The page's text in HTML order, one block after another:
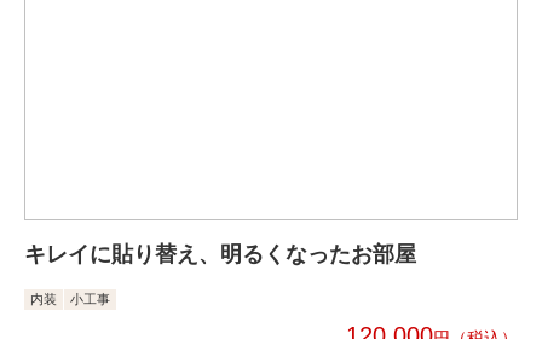
キレイに貼り替え、明るくなったお部屋
内装 小工事